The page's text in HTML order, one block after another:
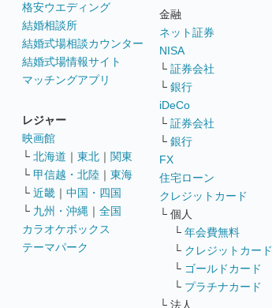
格安ウエディング
結婚相談所
結婚式場相談カウンター
結婚式場情報サイト
マッチングアプリ
レジャー
映画館
└ 北海道 ｜ 東北 ｜ 関東
└ 甲信越・北陸 ｜ 東海
└ 近畿 ｜ 中国・四国
└ 九州・沖縄 ｜ 全国
カラオケボックス
テーマパーク
金融
ネット証券
NISA
└ 証券会社
└ 銀行
iDeCo
└ 証券会社
└ 銀行
FX
住宅ローン
クレジットカード
└ 個人
└ 年会費無料
└ クレジットカード
└ ゴールドカード
└ プラチナカード
└ 法人